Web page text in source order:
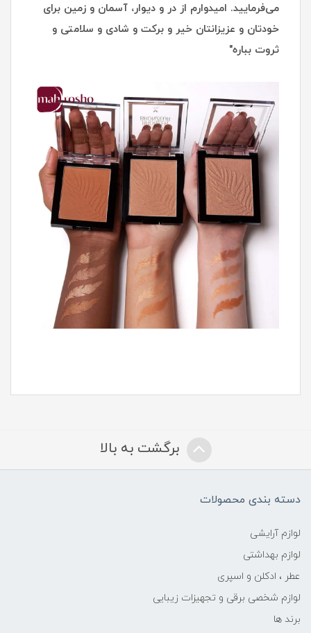
می‌فرمایید. امیدوارم از در و دیوار، آسمان و زمین برای
خودتان و عزیزانتان خیر و برکت و شادی و سلامتی و
ثروت بباره"
برگشت به بالا
دسته بندی محصولات
لوازم آرایشی
لوازم بهداشتی
عطر ، ادکلن و اسپری
لوازم شخصی برقی و تجهیزات زیبایی
برند ها